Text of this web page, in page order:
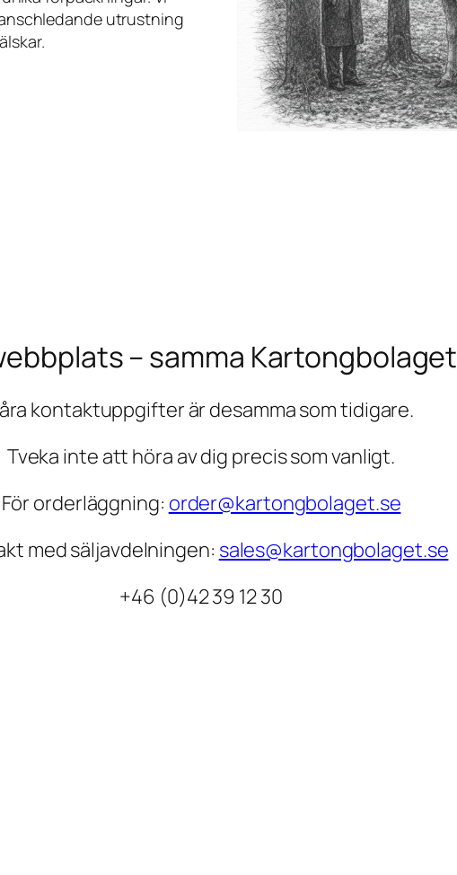
utrustning
– samma Kartongbolaget
kontaktuppgifter är desamma som tidigare.
Tveka inte att höra av dig precis som vanligt.
För orderläggning: order@kartongbolaget.se
med säljavdelningen: sales@kartongbolaget.se
+46 (0)42 39 12 30